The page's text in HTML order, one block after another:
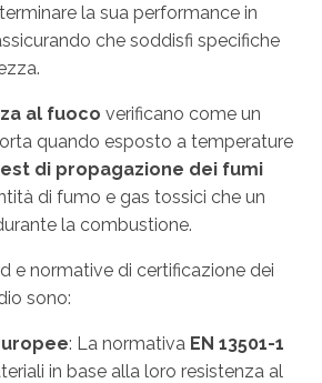
la sua performance in
che soddisfi specifiche
al fuoco verificano come un
quando esposto a temperature
di propagazione dei fumi
di fumo e gas tossici che un
la combustione.
e normative di certificazione dei
sono:
: La normativa EN 13501-1
in base alla loro resistenza al